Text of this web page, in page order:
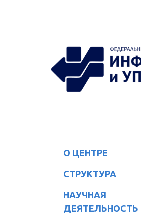
О ЦЕНТРЕ
СТРУКТУРА
НАУЧНАЯ
ДЕЯТЕЛЬНОСТЬ